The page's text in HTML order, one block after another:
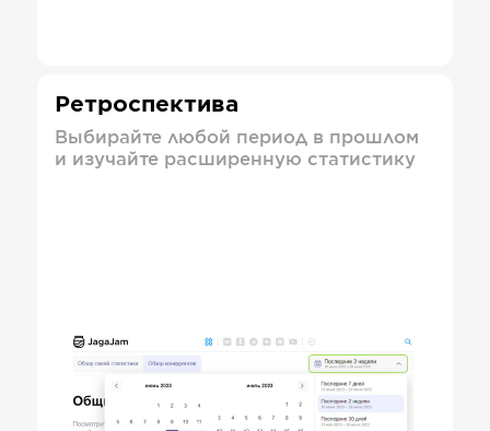
Ретроспектива
Выбирайте любой период в прошлом
и изучайте расширенную статистику